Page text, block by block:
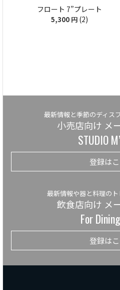
フロート 7”プレート
5,300 円 (2)
最新情報と季節のディス
小売店向け メ
STUDIO
登録は
最新情報や器と料理の
飲食店向け メ
For
登録は